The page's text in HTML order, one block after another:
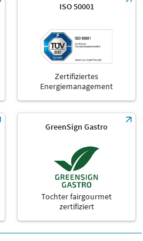
ISO 50001
Zertifiziertes
Energiemanagement
GreenSign Gastro
Tochter fairgourmet
zertifiziert